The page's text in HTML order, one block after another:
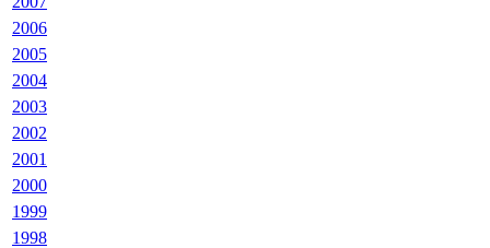
2006
2005
2004
2003
2002
2001
2000
1999
1998